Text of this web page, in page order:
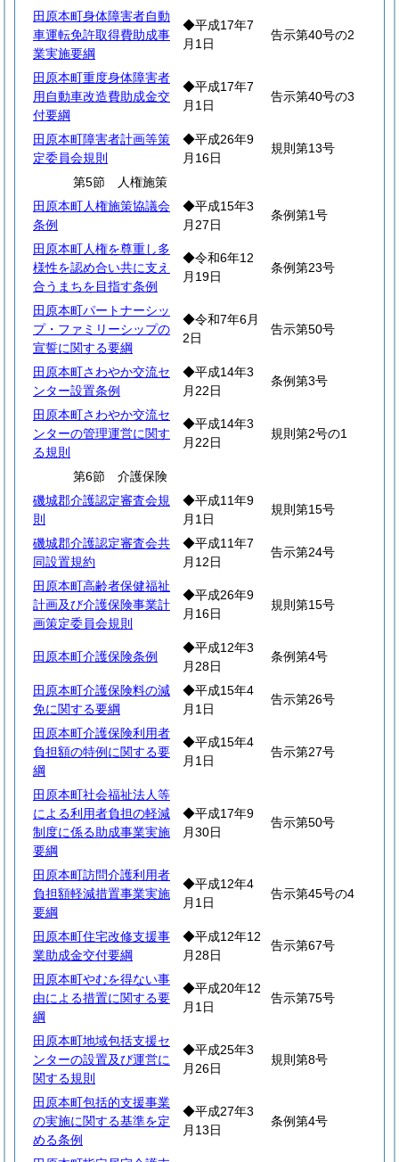
田原本町身体障害者自動
車運転免許取得費助成事
業実施要綱
◆平成17年7
月1日
告示第40号の2
田原本町重度身体障害者
用自動車改造費助成金交
付要綱
◆平成17年7
月1日
告示第40号の3
田原本町障害者計画等策
定委員会規則
◆平成26年9
月16日
規則第13号
第5節 人権施策
田原本町人権施策協議会
条例
◆平成15年3
月27日
条例第1号
田原本町人権を尊重し多
様性を認め合い共に支え
合うまちを目指す条例
◆令和6年12
月19日
条例第23号
田原本町パートナーシッ
プ・ファミリーシップの
宣誓に関する要綱
◆令和7年6月
2日
告示第50号
田原本町さわやか交流セ
ンター設置条例
◆平成14年3
月22日
条例第3号
田原本町さわやか交流セ
ンターの管理運営に関す
る規則
◆平成14年3
月22日
規則第2号の1
第6節 介護保険
磯城郡介護認定審査会規
則
◆平成11年9
月1日
規則第15号
磯城郡介護認定審査会共
同設置規約
◆平成11年7
月12日
告示第24号
田原本町高齢者保健福祉
計画及び介護保険事業計
画策定委員会規則
◆平成26年9
月16日
規則第15号
田原本町介護保険条例
◆平成12年3
月28日
条例第4号
田原本町介護保険料の減
免に関する要綱
◆平成15年4
月1日
告示第26号
田原本町介護保険利用者
負担額の特例に関する要
綱
◆平成15年4
月1日
告示第27号
田原本町社会福祉法人等
による利用者負担の軽減
制度に係る助成事業実施
要綱
◆平成17年9
月30日
告示第50号
田原本町訪問介護利用者
負担額軽減措置事業実施
要綱
◆平成12年4
月1日
告示第45号の4
田原本町住宅改修支援事
業助成金交付要綱
◆平成12年12
月28日
告示第67号
田原本町やむを得ない事
由による措置に関する要
綱
◆平成20年12
月1日
告示第75号
田原本町地域包括支援セ
ンターの設置及び運営に
関する規則
◆平成25年3
月26日
規則第8号
田原本町包括的支援事業
の実施に関する基準を定
める条例
◆平成27年3
月13日
条例第4号